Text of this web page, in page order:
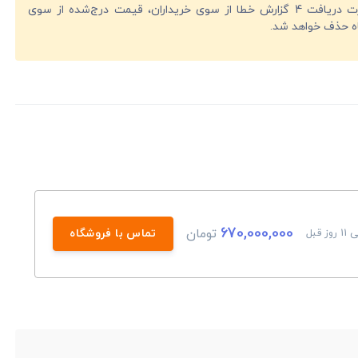
در صورت دریافت 4 گزارش خطا از سوی خریداران، قیمت درج‌شده از سوی
حذف خواهد شد.
670,000,000 تومان تماس با فروشگاه